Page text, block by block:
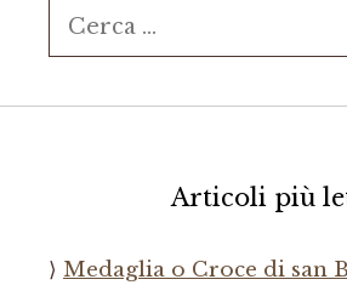
Ricerca
per:
Articoli più
Medaglia o Croce di san